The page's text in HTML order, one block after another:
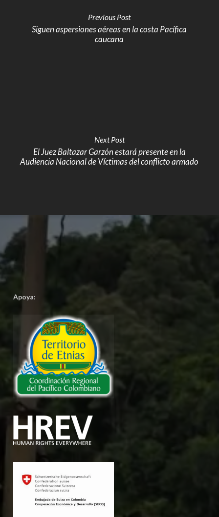
Previous Post
Siguen aspersiones aéreas en la costa Pacífica
caucana
Next Post
El Juez Baltazar Garzón estará presente en la
Audiencia Nacional de Víctimas del conflicto armado
Apoya: